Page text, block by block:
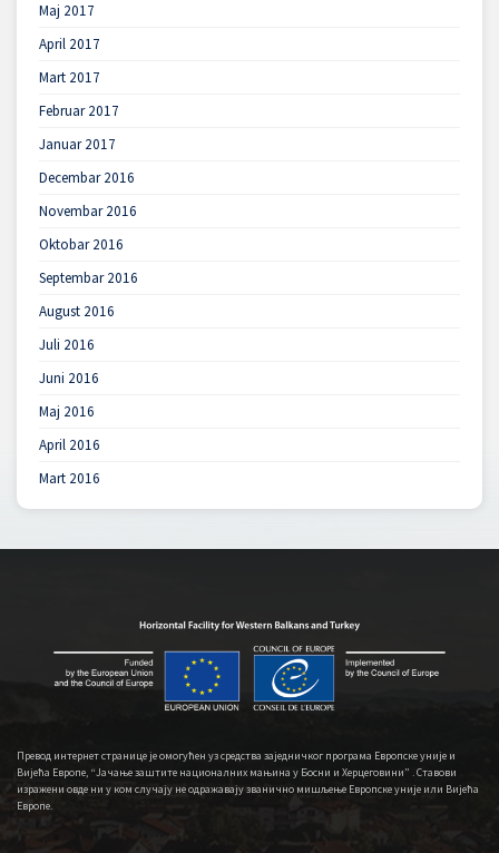
Maj 2017
April 2017
Mart 2017
Februar 2017
Januar 2017
Decembar 2016
Novembar 2016
Oktobar 2016
Septembar 2016
August 2016
Juli 2016
Juni 2016
Maj 2016
April 2016
Mart 2016
Превод интернет странице је омогућен уз средства заједничког програма Европске уније и
Вијећа Европе, “Јачање заштите националних мањина у Босни и Херцеговини” . Ставови
изражени овде ни у ком случају не одражавају званично мишљење Европске уније или Вијећа
Европе.